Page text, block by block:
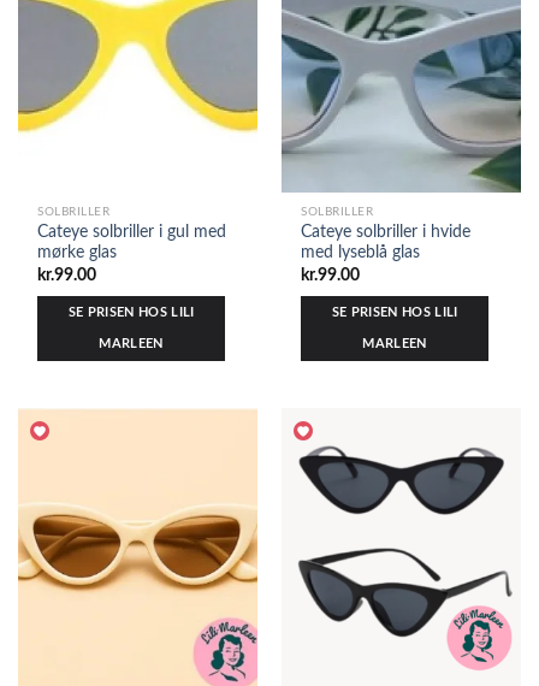
SOLBRILLER
Cateye solbriller i gul med
mørke glas
kr.99.00
SE PRISEN HOS LILI
MARLEEN
SOLBRILLER
Cateye solbriller i hvide
med lyseblå glas
kr.99.00
SE PRISEN HOS LILI
MARLEEN